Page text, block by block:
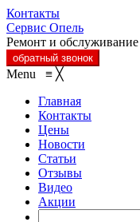
Контакты
Сервис Опель
Ремонт и обслуживание
обратный звонок
Menu ≡ ╳
Главная
Контакты
Цены
Новости
Статьи
Отзывы
Видео
Акции